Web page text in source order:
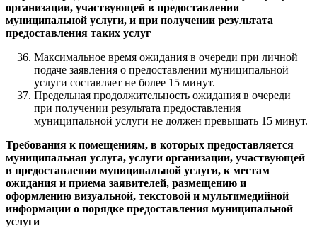
организации, участвующей в предоставлении
муниципальной услуги, и при получении результата
предоставления таких услуг
Максимальное время ожидания в очереди при личной
подаче заявления о предоставлении муниципальной
услуги составляет не более 15 минут.
Предельная продолжительность ожидания в очереди
при получении результата предоставления
муниципальной услуги не должен превышать 15 минут.
Требования к помещениям, в которых предоставляется
муниципальная услуга, услуги организации, участвующей
в предоставлении муниципальной услуги, к местам
ожидания и приема заявителей, размещению и
оформлению визуальной, текстовой и мультимедийной
информации о порядке предоставления муниципальной
услуги